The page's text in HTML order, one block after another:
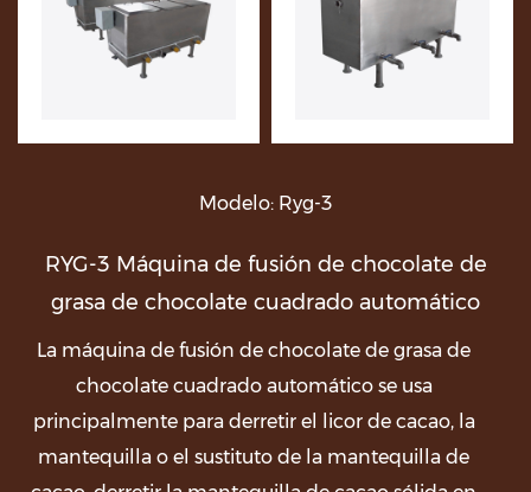
Modelo: Ryg-3
RYG-3 Máquina de fusión de chocolate de
grasa de chocolate cuadrado automático
La máquina de fusión de chocolate de grasa de
chocolate cuadrado automático se usa
principalmente para derretir el licor de cacao, la
mantequilla o el sustituto de la mantequilla de